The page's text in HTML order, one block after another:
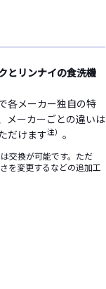
とリンナイの食洗機
各メーカー独自の特
メーカーごとの違いは
だけます注） 。
交換が可能です。ただ
を変更するなどの追加工